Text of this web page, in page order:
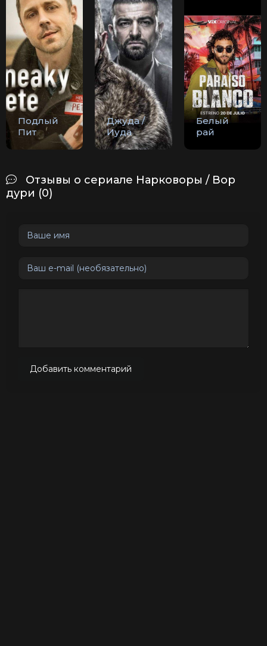
Подлый
Пит
Джуда /
Иуда
Белый
рай
Отзывы о сериале Нарковоры / Вор
дури (0)
Добавить комментарий